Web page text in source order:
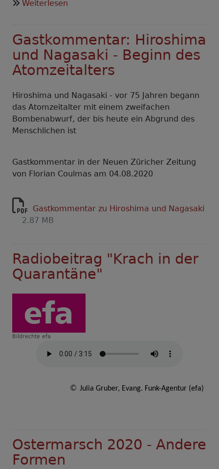
Weiterlesen
Otfried
Nassauer
Gastkommentar: Hiroshima
und Nagasaki - Beginn des
Atomzeitalters
Hiroshima und Nagasaki - vor 75 Jahren begann
das Atomzeitalter mit einem zweifachen
Bombenabwurf, der bis heute ein Abgrund des
Menschlichen ist
Gastkommentar in der Neuen Züricher Zeitung
von Florian Coulmas am 04.08.2020
Gastkommentar zu Hiroshima und Nagasaki
2.87 MB
Radiobeitrag "Krach in der
Quarantäne"
Bildrechte efa
© Julia Gruber, Evang. Funk-Agentur (efa)
Ostermarsch 2020 - Andere
Formen